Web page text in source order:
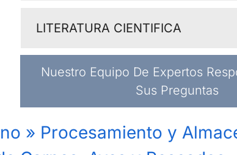
LITERATURA CIENTIFICA
Nuestro Equipo De Expertos
Sus Preguntas
» Procesamiento y